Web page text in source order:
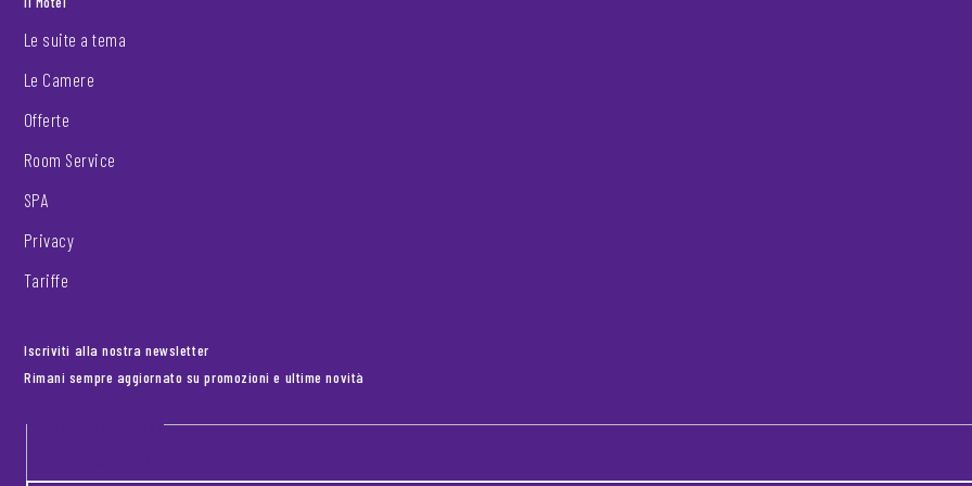
Le suite a tema
Le Camere
Offerte
Room Service
SPA
Privacy
Tariffe
Iscriviti alla nostra newsletter
Rimani sempre aggiornato su promozioni e ultime novità
Footer newsletter